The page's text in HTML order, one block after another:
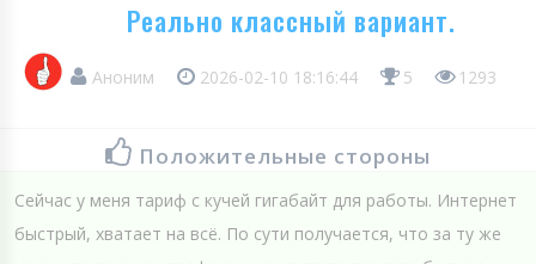
Реально классный вариант.
Аноним 2026-02-10 18:16:44 5 1293
Положительные стороны
Сейчас у меня тариф с кучей гигабайт для работы. Интернет
быстрый, хватает на всё. По сути получается, что за ту же